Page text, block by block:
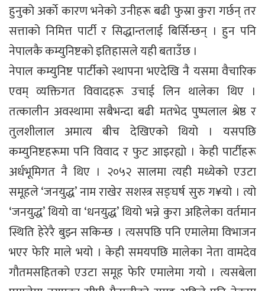
हुनुको अर्काे कारण भनेको उनीहरू बढी फुस्रा कुरा गर्छन् तर
सत्ताको निमित्त पार्टी र सिद्धान्तलाई बिर्सिन्छन् । हुन पनि
नेपालकै कम्युनिष्टको इतिहासले यही बताउँछ ।
नेपाल कम्युनिष्ट पार्टीको स्थापना भएदेखि नै यसमा वैचारिक
एवम् व्यक्तिगत विवादहरू उचाई लिन थालेका थिए ।
तत्कालीन अवस्थामा सबैभन्दा बढी मतभेद पुष्पलाल श्रेष्ठ र
तुलशीलाल अमात्य बीच देखिएको थियो । यसपछि
कम्युनिष्टहरूमा पनि विवाद र फुट आइरह्यो । केही पार्टीहरू
अर्धभूमिगत नै थिए । २०५२ सालमा त्यही मध्येको एउटा
समूहले ‘जनयुद्ध’ नाम राखेर सशस्त्र सङ्घर्ष सुरु ग¥यो । त्यो
‘जनयुद्ध’ थियो वा ‘धनयुद्ध’ थियो भन्ने कुरा अहिलेका वर्तमान
स्थिति हेरेरै बुझ्न सकिन्छ । त्यसपछि पनि एमालेमा विभाजन
भएर फेरि माले भयो । केही समयपछि मालेका नेता वामदेव
गौतमसहितको एउटा समूह फेरि एमालेमा गयो । त्यसबेला